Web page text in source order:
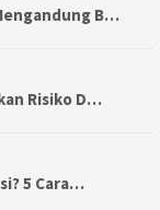
B…
Risiko D…
5 Cara…